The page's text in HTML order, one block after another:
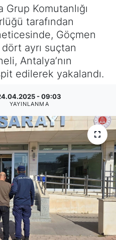
Komutanlığı
tarafından
Göçmen
dört ayrı suçtan
Antalya’nın
edilerek yakalandı.
- 09:03
YAYINLANMA